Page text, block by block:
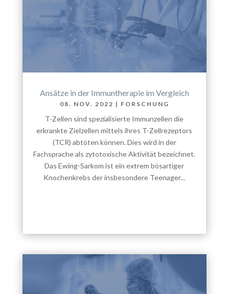
Ansätze in der Immuntherapie im Vergleich
08. NOV. 2022 | FORSCHUNG
T-Zellen sind spezialisierte Immunzellen die
erkrankte Zielzellen mittels ihres T-Zellrezeptors
(TCR) abtöten können. Dies wird in der
Fachsprache als zytotoxische Aktivität bezeichnet.
Das Ewing-Sarkom ist ein extrem bösartiger
Knochenkrebs der insbesondere Teenager...